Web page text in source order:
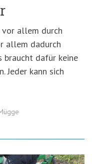
allem durch
allem dadurch
braucht dafür keine
Jeder kann sich